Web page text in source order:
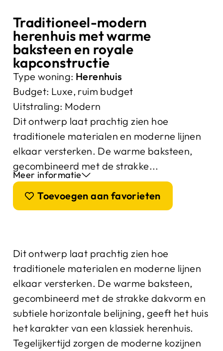
Traditioneel-modern
herenhuis met warme
baksteen en royale
kapconstructie
Type woning: Herenhuis
Budget: Luxe, ruim budget
Uitstraling: Modern
Dit ontwerp laat prachtig zien hoe
traditionele materialen en moderne lijnen
elkaar versterken. De warme baksteen,
gecombineerd met de strakke...
Meer informatie
Toevoegen aan favorieten
Dit ontwerp laat prachtig zien hoe
traditionele materialen en moderne lijnen
elkaar versterken. De warme baksteen,
gecombineerd met de strakke dakvorm en
subtiele horizontale belijning, geeft het huis
het karakter van een klassiek herenhuis.
Tegelijkertijd zorgen de moderne kozijnen